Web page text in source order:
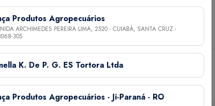
Informações Técnicas
Produtos Agropecuários
ARCHIMEDES PEREIRA LIMA, 2520 - CUIABÁ, SANTA CRUZ -
305
K. De P. G. ES Tortora Ltda
Produtos Agropecuários - Ji-Paraná - RO